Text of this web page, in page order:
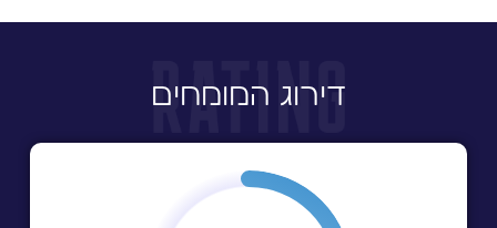
דירוג המומחים